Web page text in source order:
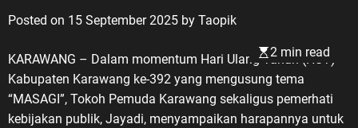
Posted on 15 September 2025 by Taopik
2 min read
KARAWANG – Dalam momentum Hari Ulang Tahun (HUT)
Kabupaten Karawang ke-392 yang mengusung tema
“MASAGI”, Tokoh Pemuda Karawang sekaligus pemerhati
kebijakan publik, Jayadi, menyampaikan harapannya untuk